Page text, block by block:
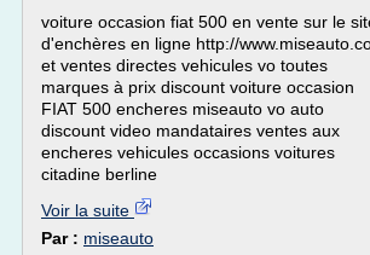
voiture occasion fiat 500 en vente sur le
d'enchères en ligne http://
et ventes directes vehicules vo toutes
marques à prix discount voiture occasion
FIAT 500 encheres miseauto vo auto
discount video mandataires ventes aux
encheres vehicules occasions voitures
citadine berline
Voir la suite
Par : miseauto